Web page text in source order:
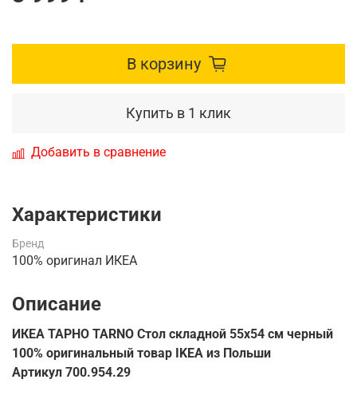
В корзину
Купить в 1 клик
Добавить в сравнение
Характеристики
Бренд
100% оригинал ИКЕА
Описание
ИКЕА ТАРНО TARNO Стол складной 55х54 см черный
100% оригинальный товар IKEA из Польши
Артикул 700.954.29